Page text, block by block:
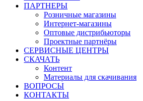
ПАРТНЕРЫ
Розничные магазины
Интернет-магазины
Оптовые дистрибьюторы
Проектные партнёры
СЕРВИСНЫЕ ЦЕНТРЫ
СКАЧАТЬ
Контент
Материалы для скачивания
ВОПРОСЫ
КОНТАКТЫ